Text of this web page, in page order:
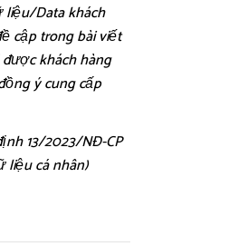
liệu/Data khách
cập trong bài viết
khách hàng
ý cung cấp
13/2023/NĐ-CP
liệu cá nhân)